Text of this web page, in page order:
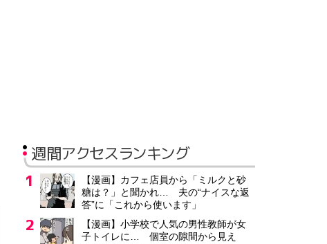
週間アクセスランキング
【漫画】カフェ店員から「ミルクと砂
糖は？」と聞かれ… 夫の“ナイスな返
答”に「これから使います」
【漫画】小学校で人気の男性教師が女
子トイレに… 個室の隙間から見え